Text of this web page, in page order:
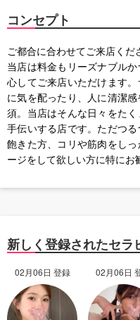
コンセプト
ご都合に合わせてご来店くだ
当店は料金もリーズナブル
心してご来店いただけます
に気を配ったり、人に清潔
須。当店はそんな日々をた
手伝いする店です。ただつ
飽きた方、コリや筋肉をし
ージをして欲しい方に特にお
新しく登録されたセラ
02月06日 登録 02月06日